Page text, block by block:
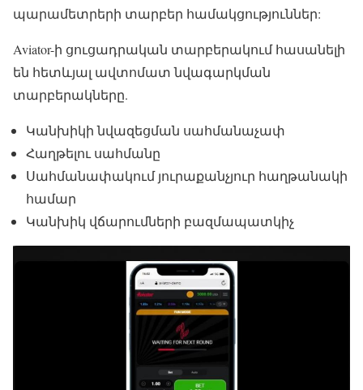
պարամետրերի տարբեր համակցություններ:
Aviator-ի ցուցադրական տարբերակում հասանելի
են հետևյալ ավտոմատ նվագարկման
տարբերակները.
Կանխիկի նվազեցման սահմանաչափ
Հաղթելու սահմանը
Սահմանափակում յուրաքանչյուր հաղթանակի
համար
Կանխիկ վճարումների բազմապատկիչ